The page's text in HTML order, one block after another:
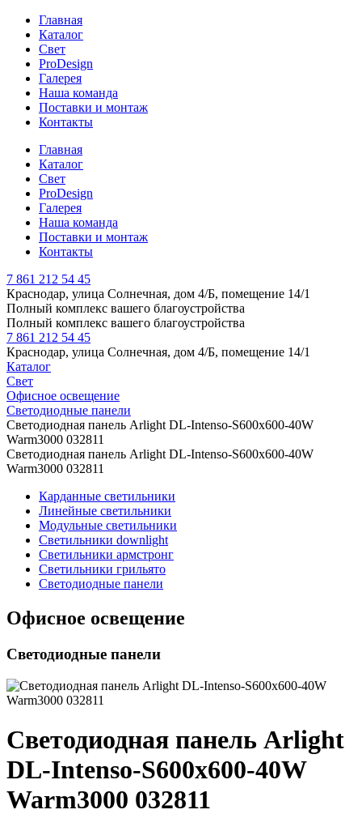
Главная
Каталог
Свет
ProDesign
Галерея
Наша команда
Поставки и монтаж
Контакты
Главная
Каталог
Свет
ProDesign
Галерея
Наша команда
Поставки и монтаж
Контакты
7 861 212 54 45
Краснодар, улица Солнечная, дом 4/Б, помещение 14/1
Полный комплекс вашего благоустройства
Полный комплекс вашего благоустройства
7 861 212 54 45
Краснодар, улица Солнечная, дом 4/Б, помещение 14/1
Каталог
Свет
Офисное освещение
Светодиодные панели
Светодиодная панель Arlight DL-Intenso-S600x600-40W
Warm3000 032811
Светодиодная панель Arlight DL-Intenso-S600x600-40W
Warm3000 032811
Карданные светильники
Линейные светильники
Модульные светильники
Светильники downlight
Светильники армстронг
Светильники грильято
Светодиодные панели
Офисное освещение
Светодиодные панели
Светодиодная панель Arlight
DL-Intenso-S600x600-40W
Warm3000 032811